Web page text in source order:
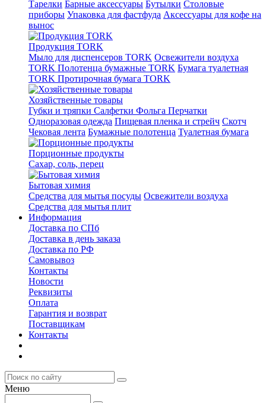
Тарелки Барные аксессуары Бутылки Столовые
приборы Упаковка для фастфуда Аксессуары для кофе на
вынос
Продукция TORK
Мыло для диспенсеров TORK Освежители воздуха
TORK Полотенца бумажные TORK Бумага туалетная
TORK Протирочная бумага TORK
Хозяйственные товары
Губки и тряпки Салфетки Фольга Перчатки
Одноразовая одежда Пищевая пленка и стрейч Скотч
Чековая лента Бумажные полотенца Туалетная бумага
Порционные продукты
Сахар, соль, перец
Бытовая химия
Средства для мытья посуды Освежители воздуха
Средства для мытья плит
Информация
Доставка по СПб
Доставка в день заказа
Доставка по РФ
Самовывоз
Контакты
Новости
Реквизиты
Оплата
Гарантия и возврат
Поставщикам
Контакты
Меню